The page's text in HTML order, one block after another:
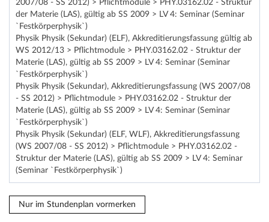
2007/08 - SS 2012) > Pflichtmodule > PHY.03162.02 - Struktur
der Materie (LAS), gültig ab SS 2009 > LV 4: Seminar (Seminar
`Festkörperphysik`)
Physik Physik (Sekundar) (ELF), Akkreditierungsfassung gültig ab
WS 2012/13 > Pflichtmodule > PHY.03162.02 - Struktur der
Materie (LAS), gültig ab SS 2009 > LV 4: Seminar (Seminar
`Festkörperphysik`)
Physik Physik (Sekundar), Akkreditierungsfassung (WS 2007/08
- SS 2012) > Pflichtmodule > PHY.03162.02 - Struktur der
Materie (LAS), gültig ab SS 2009 > LV 4: Seminar (Seminar
`Festkörperphysik`)
Physik Physik (Sekundar) (ELF, WLF), Akkreditierungsfassung
(WS 2007/08 - SS 2012) > Pflichtmodule > PHY.03162.02 -
Struktur der Materie (LAS), gültig ab SS 2009 > LV 4: Seminar
(Seminar `Festkörperphysik`)
Nur im Stundenplan vormerken